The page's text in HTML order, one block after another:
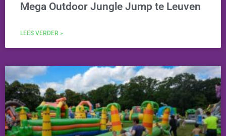
Mega Outdoor Jungle Jump te Leuven
LEES VERDER »